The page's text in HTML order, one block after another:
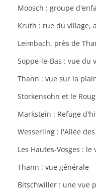
Moosch : groupe
Soppe-le-Bas : vue du
Thann : vue sur la
Storkensohn et le
Markstein : Refuge
Wesserling : l'Allée
Thann : vue générale
Bitschwiller : une vue